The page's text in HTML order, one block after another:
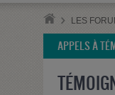
LES
APPELS À